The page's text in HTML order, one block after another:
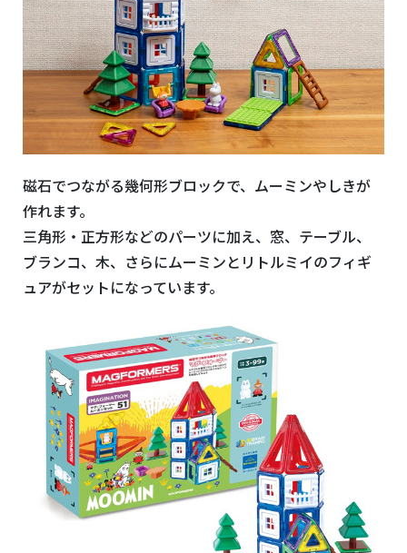
磁石でつながる幾何形ブロックで、ムーミンやしきが
作れます。
三角形・正方形などのパーツに加え、窓、テーブル、
ブランコ、木、さらにムーミンとリトルミイのフィギ
ュアがセットになっています。